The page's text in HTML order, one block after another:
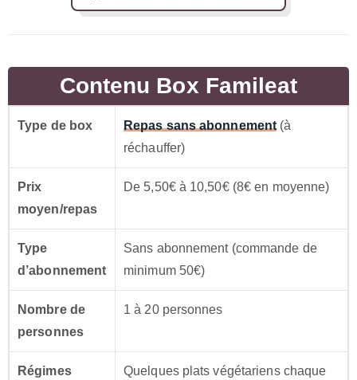
Contenu Box Famileat
Type de box Repas sans abonnement (à
réchauffer)
Prix
moyen/repas
De 5,50€ à 10,50€ (8€ en moyenne)
Type
d’abonnement
Sans abonnement (commande de
minimum 50€)
Nombre de
personnes
1 à 20 personnes
Régimes
Quelques plats végétariens chaque